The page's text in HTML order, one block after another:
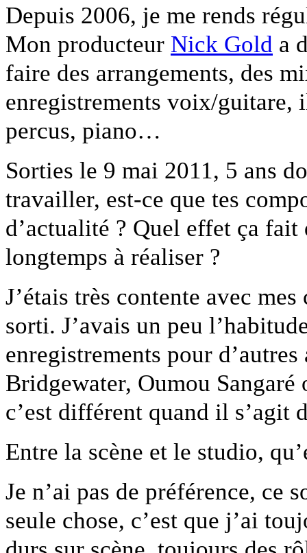
Depuis 2006, je me rends
Mon producteur Nick Gold a
faire des arrangements, des
enregistrements voix/guitare,
percus, piano…
Sorties le 9 mai 2011, 5 ans
travailler, est-ce que tes
d’actualité ? Quel effet ça
longtemps à réaliser ?
J’étais très contente avec
sorti. J’avais un peu
enregistrements pour
Bridgewater, Oumou
c’est différent quand il s’agit
Entre la scène et le studio,
Je n’ai pas de préférence, ce
seule chose, c’est que j’ai